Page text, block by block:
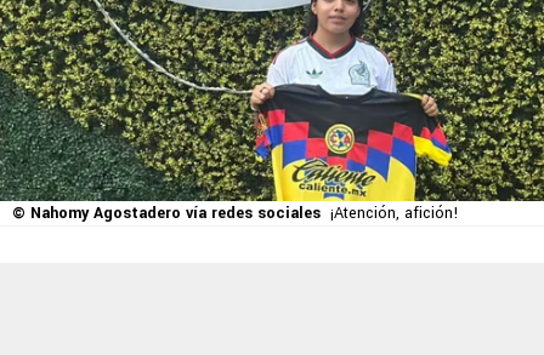
© Nahomy Agostadero vía redes sociales ¡Atención, afición!